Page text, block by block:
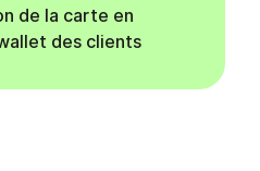
de la carte en
des clients